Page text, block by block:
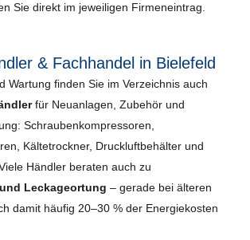
Sie direkt im jeweiligen Firmeneintrag.
& Fachhandel in Bielefeld
Wartung finden Sie im Verzeichnis auch
für Neuanlagen, Zubehör und
Schraubenkompressoren,
Kältetrockner, Druckluftbehälter und
Händler beraten auch zu
Leckageortung – gerade bei älteren
damit häufig 20–30 % der Energiekosten